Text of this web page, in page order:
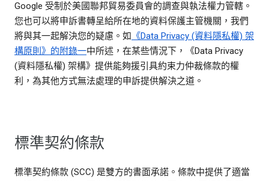
Google 受制於美國聯邦貿易委員會的調查與執法權力管轄。
您也可以將申訴書轉呈給所在地的資料保護主管機關，我們
將與其一起解決您的疑慮。如 《Data Privacy (資料隱私權) 架
構原則》的附錄一中所述，在某些情況下，《Data Privacy
(資料隱私權) 架構》提供能夠援引具約束力仲裁條款的權
利，為其他方式無法處理的申訴提供解決之道。
標準契約條款
標準契約條款 (SCC) 是雙方的書面承諾。條款中提供了適當